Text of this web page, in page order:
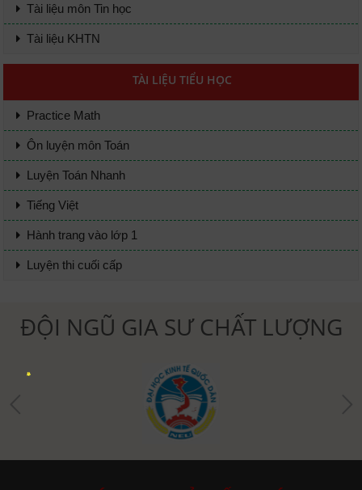
Tài liệu môn Tin học
Tài liệu KHTN
TÀI LIỆU TIỂU HỌC
Practice Math
Ôn luyện môn Toán
Luyện Toán Nhanh
Tiếng Việt
Hành trang vào lớp 1
Luyện thi cuối cấp
ĐỘI NGŨ GIA SƯ CHẤT LƯỢNG